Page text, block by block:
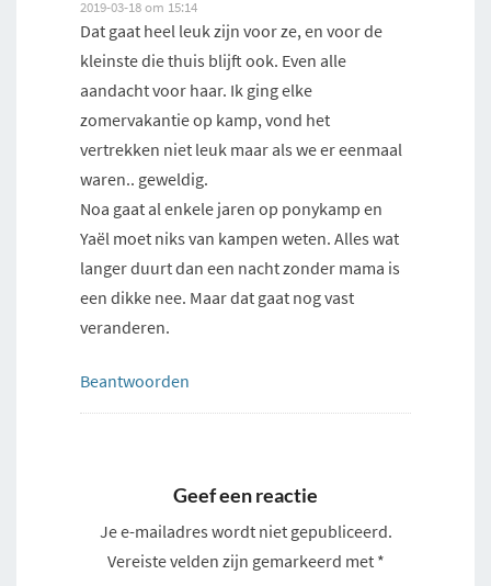
2019-03-18 om 15:14
Dat gaat heel leuk zijn voor ze, en voor de
kleinste die thuis blijft ook. Even alle
aandacht voor haar. Ik ging elke
zomervakantie op kamp, vond het
vertrekken niet leuk maar als we er eenmaal
waren.. geweldig.
Noa gaat al enkele jaren op ponykamp en
Yaël moet niks van kampen weten. Alles wat
langer duurt dan een nacht zonder mama is
een dikke nee. Maar dat gaat nog vast
veranderen.
Beantwoorden
Geef een reactie
Je e-mailadres wordt niet gepubliceerd.
Vereiste velden zijn gemarkeerd met *